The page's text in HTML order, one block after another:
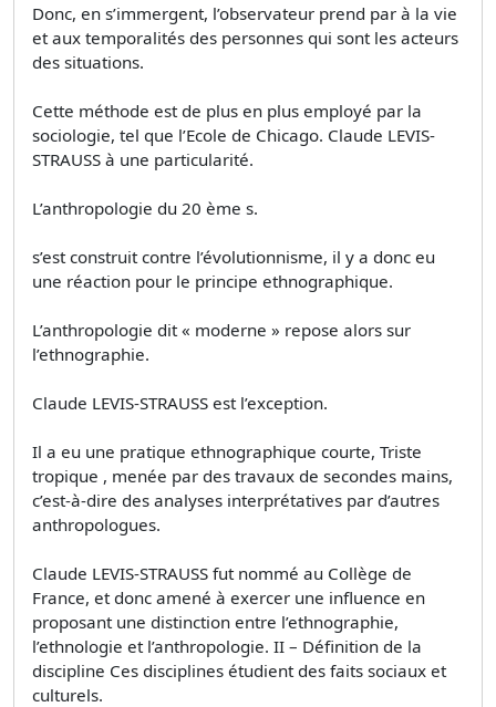
Donc, en s’immergent, l’observateur prend par à la vie
et aux temporalités des personnes qui sont les acteurs
des situations.
Cette méthode est de plus en plus employé par la
sociologie, tel que l’Ecole de Chicago. Claude LEVIS-
STRAUSS à une particularité.
L’anthropologie du 20 ème s.
s’est construit contre l’évolutionnisme, il y a donc eu
une réaction pour le principe ethnographique.
L’anthropologie dit « moderne » repose alors sur
l’ethnographie.
Claude LEVIS-STRAUSS est l’exception.
Il a eu une pratique ethnographique courte, Triste
tropique , menée par des travaux de secondes mains,
c’est-à-dire des analyses interprétatives par d’autres
anthropologues.
Claude LEVIS-STRAUSS fut nommé au Collège de
France, et donc amené à exercer une influence en
proposant une distinction entre l’ethnographie,
l’ethnologie et l’anthropologie. II – Définition de la
discipline Ces disciplines étudient des faits sociaux et
culturels.